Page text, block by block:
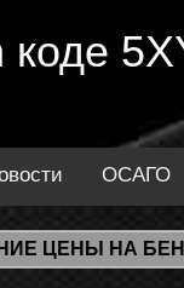
коде
ОСАГО
ЦЕНЫ НА